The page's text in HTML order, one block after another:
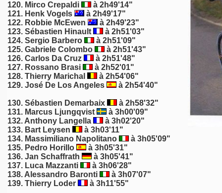
120. Mirco Crepaldi
à 2h49'14"
121. Henk Vogels
à 2h49'17"
122. Robbie McEwen
à 2h49'23"
123. Sébastien Hinault
à 2h51'03"
124. Sergio Barbero
à 2h51'09"
125. Gabriele Colombo
à 2h51'43"
126. Carlos Da Cruz
à 2h51'48"
127. Rossano Brasi
à 2h52'01"
128. Thierry Marichal
à 2h54'06"
129. José De Los Angeles
à 2h54'40"
130. Sébastien Demarbaix
à 2h58'32"
131. Marcus Ljungqvist
à 3h00'09"
132. Anthony Langella
à 3h02'20"
133. Bart Leysen
à 3h03'11"
134. Massimiliano Napolitano
à 3h05'09"
135. Pedro Horillo
à 3h05'31"
136. Jan Schaffrath
à 3h05'41"
137. Luca Mazzanti
à 3h06'28"
138. Alessandro Baronti
à 3h07'07"
139. Thierry Loder
à 3h11'55"